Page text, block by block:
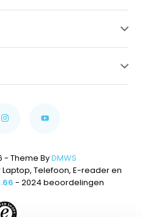
- Theme ByDMWS
Telefoon, E-reader en
- 2024 beoordelingen